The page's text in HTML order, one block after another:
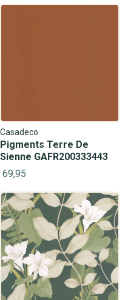
Casadeco
Pigments Terre De
Sienne GAFR200333443
69,95